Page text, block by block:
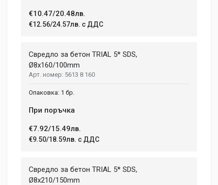
€10.47/20.48лв.
€12.56/24.57лв. с ДДС
Свредло за бетон TRIAL 5* SDS,
Ø8x160/100mm
5613 8 160
1 бр.
При поръчка
€7.92/15.49лв.
€9.50/18.59лв. с ДДС
Свредло за бетон TRIAL 5* SDS,
Ø8x210/150mm